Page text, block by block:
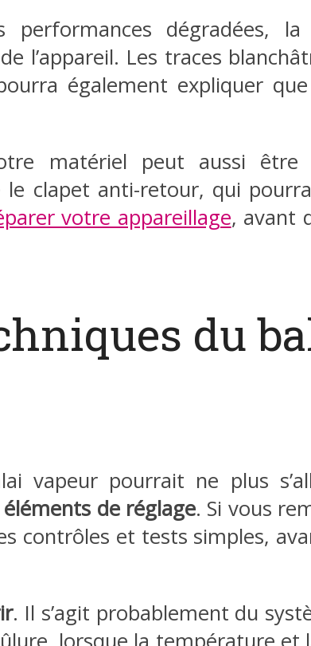
dégradées, la
l’appareil. Les traces
également expliquer
matériel peut aussi être
le clapet anti-retour, qui
votre appareillage, avant
du
vapeur pourrait ne plus
de réglage. Si vous
contrôles et tests simples,
. Il s’agit probablement du